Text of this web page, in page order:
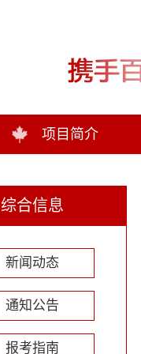
项目简介
综合信息
新闻动态
通知公告
报考指南